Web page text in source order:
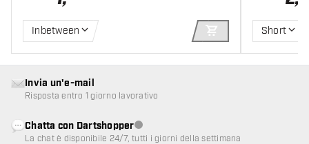
Inbetween
AGGIUNGI AL
Short
Invia un'e-mail
Risposta entro 1 giorno lavorativo
Chatta con DartshopperServizio clienti non disponibile
La chat è disponibile 24/7, tutti i giorni della settimana